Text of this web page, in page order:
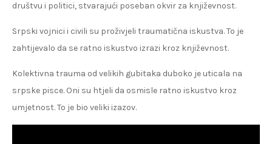
društvu i politici, stvarajući poseban okvir za književnost.
Srpski vojnici i civili su proživjeli traumatična iskustva. To je
zahtijevalo da se ratno iskustvo izrazi kroz književnost.
Kolektivna trauma od velikih gubitaka duboko je uticala na
srpske pisce. Oni su htjeli da osmisle ratno iskustvo kroz
umjetnost. To je bio veliki izazov.